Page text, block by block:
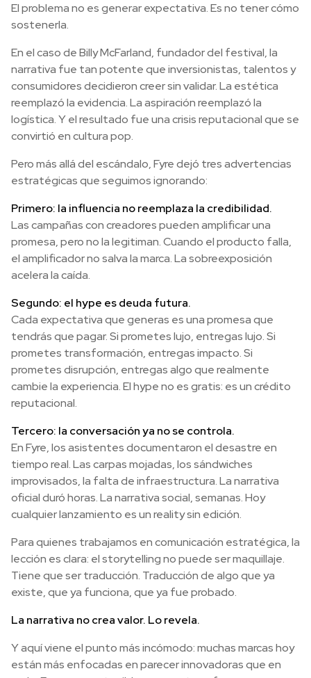
El problema no es generar expectativa. Es no tener cómo
sostenerla.
En el caso de Billy McFarland, fundador del festival, la
narrativa fue tan potente que inversionistas, talentos y
consumidores decidieron creer sin validar. La estética
reemplazó la evidencia. La aspiración reemplazó la
logística. Y el resultado fue una crisis reputacional que se
convirtió en cultura pop.
Pero más allá del escándalo, Fyre dejó tres advertencias
estratégicas que seguimos ignorando:
Primero: la influencia no reemplaza la credibilidad.
Las campañas con creadores pueden amplificar una
promesa, pero no la legitiman. Cuando el producto falla,
el amplificador no salva la marca. La sobreexposición
acelera la caída.
Segundo: el hype es deuda futura.
Cada expectativa que generas es una promesa que
tendrás que pagar. Si prometes lujo, entregas lujo. Si
prometes transformación, entregas impacto. Si
prometes disrupción, entregas algo que realmente
cambie la experiencia. El hype no es gratis: es un crédito
reputacional.
Tercero: la conversación ya no se controla.
En Fyre, los asistentes documentaron el desastre en
tiempo real. Las carpas mojadas, los sándwiches
improvisados, la falta de infraestructura. La narrativa
oficial duró horas. La narrativa social, semanas. Hoy
cualquier lanzamiento es un reality sin edición.
Para quienes trabajamos en comunicación estratégica, la
lección es clara: el storytelling no puede ser maquillaje.
Tiene que ser traducción. Traducción de algo que ya
existe, que ya funciona, que ya fue probado.
La narrativa no crea valor. Lo revela.
Y aquí viene el punto más incómodo: muchas marcas hoy
están más enfocadas en parecer innovadoras que en